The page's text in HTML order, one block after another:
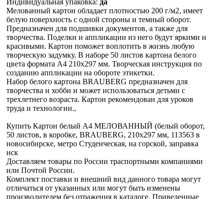
Индивидуальная упаковка: да
Мелованный картон обладает плотностью 200 г/м2, имеет
белую поверхность с одной стороны и темный оборот.
Предназначен для подшивки документов, а также для
творчества. Поделки и аппликации из него будут яркими и
красивыми. Картон поможет воплотить в жизнь любую
творческую задумку. В наборе 50 листов картона белого
цвета формата А4 210х297 мм. Творческая инструкция по
созданию аппликации на обороте этикетки.
Набор белого картона BRAUBERG предназначен для
творчества и хобби и может использоваться детьми с
трехлетнего возраста. Картон рекомендован для уроков
труда и технологии.,
Купить Картон белый А4 МЕЛОВАННЫЙ (белый оборот,
50 листов, в коробке, BRAUBERG, 210х297 мм, 113563 в
новосибирске, метро Студенческая, на горской, заправка
нск
Доставляем товары по России траспортными компаниями
или Почтой России.
Комплект поставки и внешний вид данного товара могут
отличаться от указанных или могут быть изменены
производителем без отражения в каталоге. Приведенные